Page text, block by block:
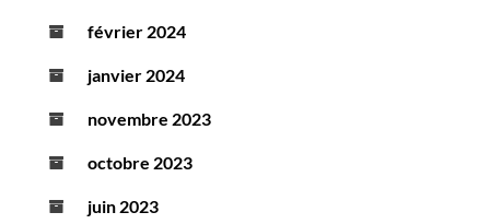
février 2024
janvier 2024
novembre 2023
octobre 2023
juin 2023